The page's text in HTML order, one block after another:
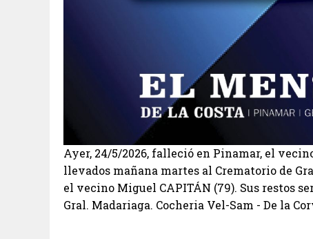
Ayer, 24/5/2026, falleció en Pinamar, el
llevados mañana martes al Crematorio de
el vecino Miguel CAPITÁN (79). Sus restos
Gral. Madariaga. Cocheria Vel-Sam - De la